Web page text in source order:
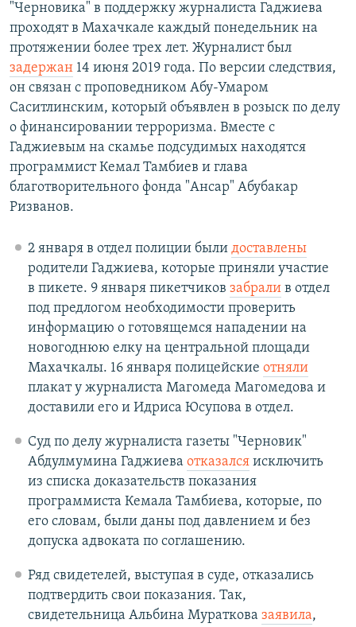
"Черновика" в поддержку журналиста Гаджиева
проходят в Махачкале каждый понедельник на
протяжении более трех лет. Журналист был
задержан 14 июня 2019 года. По версии следствия,
он связан с проповедником Абу-Умаром
Саситлинским, который объявлен в розыск по делу
о финансировании терроризма. Вместе с
Гаджиевым на скамье подсудимых находятся
программист Кемал Тамбиев и глава
благотворительного фонда "Ансар" Абубакар
Ризванов.
2 января в отдел полиции были доставлены
родители Гаджиева, которые приняли участие
в пикете. 9 января пикетчиков забралив отдел
под предлогом необходимости проверить
информацию о готовящемся нападении на
новогоднюю елку на центральной площади
Махачкалы. 16 января полицейские отняли
плакат у журналиста Магомеда Магомедова и
доставили его и Идриса Юсупова в отдел.
Суд по делу журналиста газеты "Черновик"
Абдулмумина Гаджиева отказалсяисключить
из списка доказательств показания
программиста Кемала Тамбиева, которые, по
его словам, были даны под давлением и без
допуска адвоката по соглашению.
Ряд свидетелей, выступая в суде, отказались
подтвердить свои показания. Так,
свидетельница Альбина Мураткова заявила,